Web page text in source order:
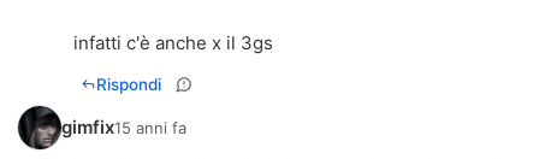
infatti c'è anche x il 3gs
Rispondi
gimfix15 anni fa